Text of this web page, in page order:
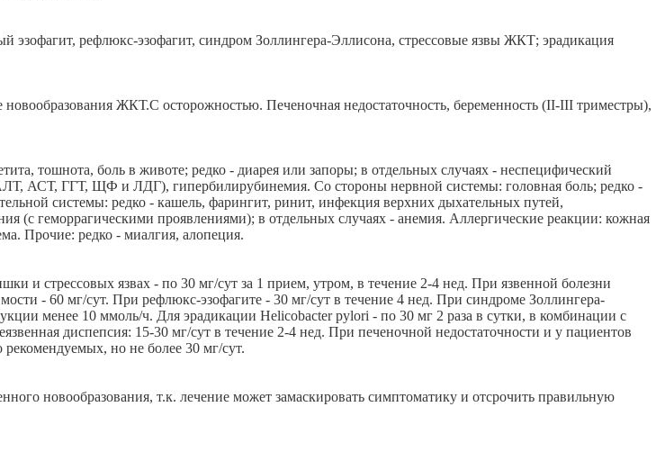
эзофагит, рефлюкс-эзофагит, синдром Золлингера-Эллисона, стрессовые язвы ЖКТ; эрадикация
ЖКТ.C осторожностью. Печеночная недостаточность, беременность (II-III триместры),
тошнота, боль в животе; редко - диарея или запоры; в отдельных случаях - неспецифический
АСТ, ГГТ, ЩФ и ЛДГ), гипербилирубинемия. Со стороны нервной системы: головная боль; редко -
системы: редко - кашель, фарингит, ринит, инфекция верхних дыхательных путей,
(с геморрагическими проявлениями); в отдельных случаях - анемия. Аллергические реакции: кожная
Прочие: редко - миалгия, алопеция.
и стрессовых язвах - по 30 мг/сут за 1 прием, утром, в течение 2-4 нед. При язвенной болезни
- 60 мг/сут. При рефлюкс-эзофагите - 30 мг/сут в течение 4 нед. При синдроме Золлингера-
менее 10 ммоль/ч. Для эрадикации Helicobacter pylori - по 30 мг 2 раза в сутки, в комбинации с
диспепсия: 15-30 мг/сут в течение 2-4 нед. При печеночной недостаточности и у пациентов
но не более 30 мг/сут.
новообразования, т.к. лечение может замаскировать симптоматику и отсрочить правильную